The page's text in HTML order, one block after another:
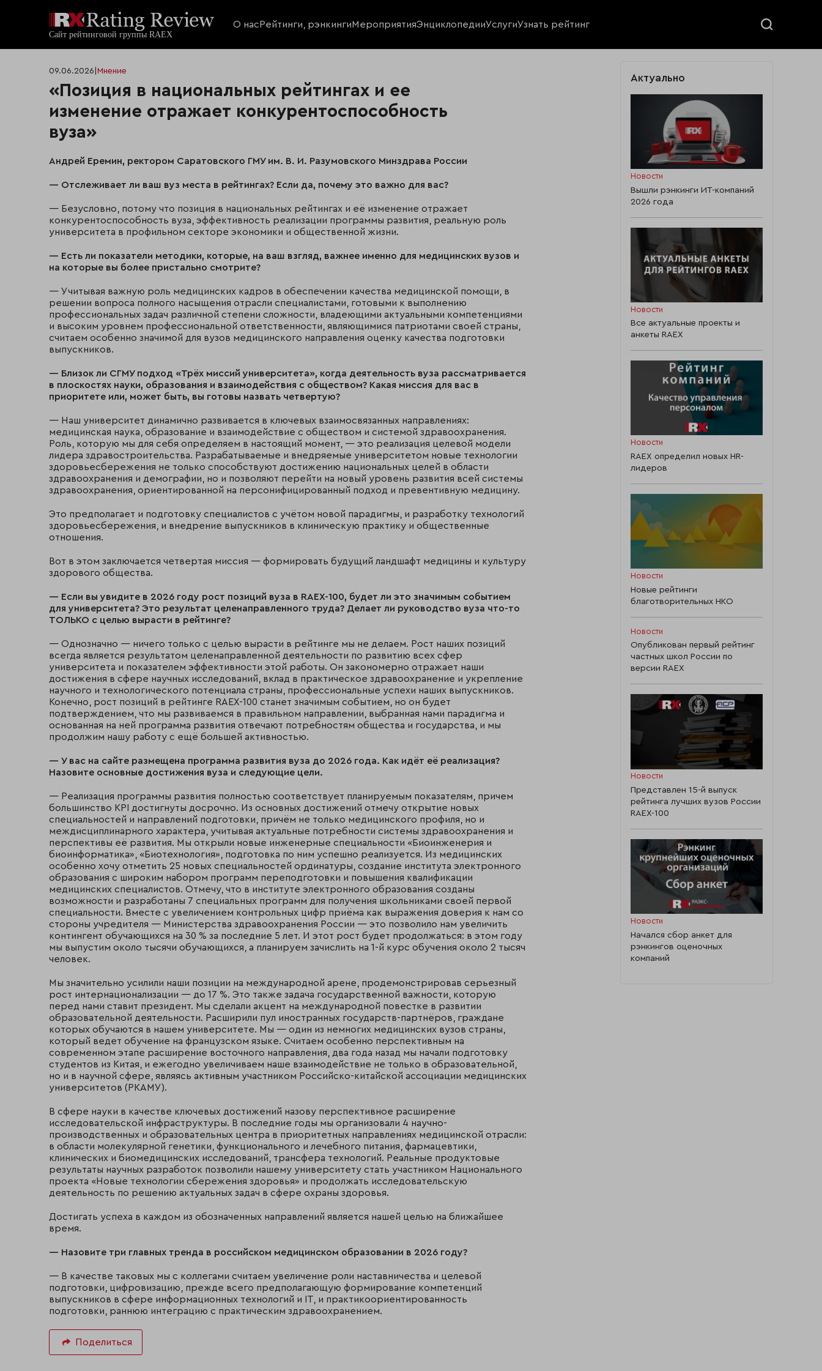
О нас Рейтинги, рэнкингиМероприятияЭнциклопедииУслугиУзнать рейтинг
09.06.2026 Мнение
«Позиция в национальных рейтингах и ее
изменение отражает конкурентоспособность
вуза»
Андрей Еремин, ректором Саратовского ГМУ им. В. И. Разумовского Минздрава России
— Отслеживает ли ваш вуз места в рейтингах? Если да, почему это важно для вас?
— Безусловно, потому что позиция в национальных рейтингах и её изменение отражает
конкурентоспособность вуза, эффективность реализации программы развития, реальную роль
университета в профильном секторе экономики и общественной жизни.
— Есть ли показатели методики, которые, на ваш взгляд, важнее именно для медицинских вузов и
на которые вы более пристально смотрите?
— Учитывая важную роль медицинских кадров в обеспечении качества медицинской помощи, в
решении вопроса полного насыщения отрасли специалистами, готовыми к выполнению
профессиональных задач различной степени сложности, владеющими актуальными компетенциями
и высоким уровнем профессиональной ответственности, являющимися патриотами своей страны,
считаем особенно значимой для вузов медицинского направления оценку качества подготовки
выпускников.
— Близок ли СГМУ подход «Трёх миссий университета», когда деятельность вуза рассматривается
в плоскостях науки, образования и взаимодействия с обществом? Какая миссия для вас в
приоритете или, может быть, вы готовы назвать четвертую?
— Наш университет динамично развивается в ключевых взаимосвязанных направлениях:
медицинская наука, образование и взаимодействие с обществом и системой здравоохранения.
Роль, которую мы для себя определяем в настоящий момент, — это реализация целевой модели
лидера здравостроительства. Разрабатываемые и внедряемые университетом новые технологии
здоровьесбережения не только способствуют достижению национальных целей в области
здравоохранения и демографии, но и позволяют перейти на новый уровень развития всей системы
здравоохранения, ориентированной на персонифицированный подход и превентивную медицину.
Это предполагает и подготовку специалистов с учётом новой парадигмы, и разработку технологий
здоровьесбережения, и внедрение выпускников в клиническую практику и общественные
отношения.
Вот в этом заключается четвертая миссия — формировать будущий ландшафт медицины и культуру
здорового общества.
— Если вы увидите в 2026 году рост позиций вуза в RAEX-100, будет ли это значимым событием
для университета? Это результат целенаправленного труда? Делает ли руководство вуза что-то
ТОЛЬКО с целью вырасти в рейтинге?
— Однозначно — ничего только с целью вырасти в рейтинге мы не делаем. Рост наших позиций
всегда является результатом целенаправленной деятельности по развитию всех сфер
университета и показателем эффективности этой работы. Он закономерно отражает наши
достижения в сфере научных исследований, вклад в практическое здравоохранение и укрепление
научного и технологического потенциала страны, профессиональные успехи наших выпускников.
Конечно, рост позиций в рейтинге RAEX-100 станет значимым событием, но он будет
подтверждением, что мы развиваемся в правильном направлении, выбранная нами парадигма и
основанная на ней программа развития отвечают потребностям общества и государства, и мы
продолжим нашу работу с ещё большей активностью.
— У вас на сайте размещена программа развития вуза до 2026 года. Как идёт её реализация?
Назовите основные достижения вуза и следующие цели.
— Реализация программы развития полностью соответствует планируемым показателям, причем
большинство КРI достигнуты досрочно. Из основных достижений отмечу открытие новых
специальностей и направлений подготовки, причём не только медицинского профиля, но и
междисциплинарного характера, учитывая актуальные потребности системы здравоохранения и
перспективы её развития. Мы открыли новые инженерные специальности «Биоинженерия и
биоинформатика», «Биотехнология», подготовка по ним успешно реализуется. Из медицинских
особенно хочу отметить 25 новых специальностей ординатуры, создание института электронного
образования с широким набором программ переподготовки и повышения квалификации
медицинских специалистов. Отмечу, что в институте электронного образования созданы
возможности и разработаны 7 специальных программ для получения школьниками своей первой
специальности. Вместе с увеличением контрольных цифр приёма как выражения доверия к нам со
стороны учредителя — Министерства здравоохранения России — это позволило нам увеличить
контингент обучающихся на 30 % за последние 5 лет. И этот рост будет продолжаться: в этом году
мы выпустим около тысячи обучающихся, а планируем зачислить на 1-й курс обучения около 2 тысяч
человек.
Мы значительно усилили наши позиции на международной арене, продемонстрировав серьезный
рост интернационализации — до 17 %. Это также задача государственной важности, которую
перед нами ставит президент. Мы сделали акцент на международной повестке в развитии
образовательной деятельности. Расширили пул иностранных государств-партнёров, граждане
которых обучаются в нашем университете. Мы — один из немногих медицинских вузов страны,
который ведет обучение на французском языке. Считаем особенно перспективным на
современном этапе расширение восточного направления, два года назад мы начали подготовку
студентов из Китая, и ежегодно увеличиваем наше взаимодействие не только в образовательной,
но и в научной сфере, являясь активным участником Российско-китайской ассоциации медицинских
университетов (РКАМУ).
В сфере науки в качестве ключевых достижений назову перспективное расширение
исследовательской инфраструктуры. В последние годы мы организовали 4 научно-
производственных и образовательных центра в приоритетных направлениях медицинской отрасли:
в области молекулярной генетики, функционального и лечебного питания, фармацевтики,
клинических и биомедицинских исследований, трансфера технологий. Реальные продуктовые
результаты научных разработок позволили нашему университету стать участником Национального
проекта «Новые технологии сбережения здоровья» и продолжать исследовательскую
деятельность по решению актуальных задач в сфере охраны здоровья.
Достигать успеха в каждом из обозначенных направлений является нашей целью на ближайшее
время.
— Назовите три главных тренда в российском медицинском образовании в 2026 году?
— В качестве таковых мы с коллегами считаем увеличение роли наставничества и целевой
подготовки, цифровизацию, прежде всего предполагающую формирование компетенций
выпускников в сфере информационных технологий и IT, и практикоориентированность
подготовки, раннюю интеграцию с практическим здравоохранением.
Поделиться
Актуально
Новости
Вышли рэнкинги ИТ-компаний
2026 года
Новости
Все актуальные проекты и
анкеты RAEX
Новости
RAEX определил новых HR-
лидеров
Новости
Новые рейтинги
благотворительных НКО
Новости
Опубликован первый рейтинг
частных школ России по
версии RAEX
Новости
Представлен 15-й выпуск
рейтинга лучших вузов России
RAEX-100
Новости
Начался сбор анкет для
рэнкингов оценочных
компаний